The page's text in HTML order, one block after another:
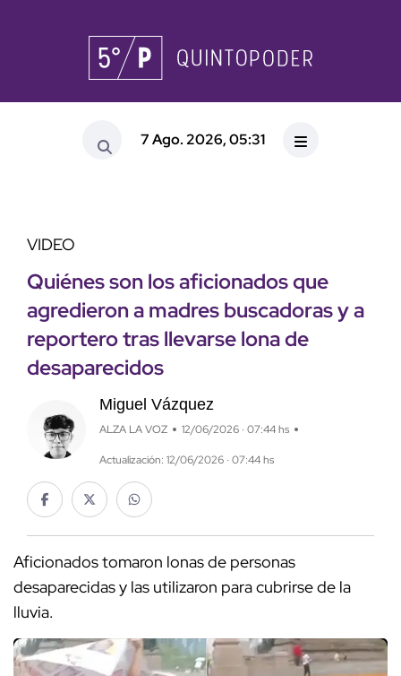
7 Ago. 2026, 05:31
VIDEO
Quiénes son los aficionados que
agredieron a madres buscadoras y a
reportero tras llevarse lona de
desaparecidos
Miguel Vázquez
ALZA LA VOZ 12/06/2026 · 07:44 hs
Actualización: 12/06/2026 · 07:44 hs
Aficionados tomaron lonas de personas
desaparecidas y las utilizaron para cubrirse de la
lluvia.